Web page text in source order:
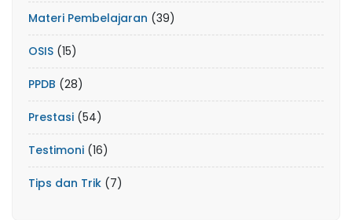
Materi Pembelajaran (39)
OSIS (15)
PPDB (28)
Prestasi (54)
Testimoni (16)
Tips dan Trik (7)